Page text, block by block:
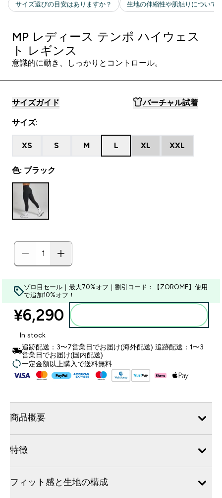
MP レディース テンポ ハイウェス
ト レギンス
意識的に動き、しっかりとコントロール。
サイズガイド バーチャル試着
サイズ:
XS S M L XL XXL
色: ブラック
ゾロ目セール｜最大70%オフ｜割引コード：【ZOROME】使用
で追加10%オフ！
¥6,290‎
In stock
追跡配送：3〜7営業日でお届け(海外配送) 追跡配送：1〜3
営業日でお届け(国内配送)
一定金額以上購入で送料無料
商品概要
特徴
フィット感と生地の構成